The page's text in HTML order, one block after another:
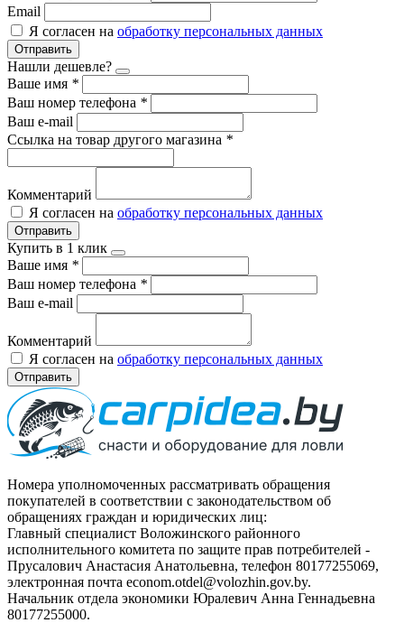
Email
Я согласен на обработку персональных данных
Отправить
Нашли дешевле?
Ваше имя *
Ваш номер телефона *
Ваш e-mail
Ссылка на товар другого магазина *
Комментарий
Я согласен на обработку персональных данных
Отправить
Купить в 1 клик
Ваше имя *
Ваш номер телефона *
Ваш e-mail
Комментарий
Я согласен на обработку персональных данных
Отправить
Номера уполномоченных рассматривать обращения
покупателей в соответствии с законодательством об
обращениях граждан и юридических лиц:
Главный специалист Воложинского районного
исполнительного комитета по защите прав потребителей -
Прусалович Анастасия Анатольевна, телефон 80177255069,
электронная почта econom.otdel@volozhin.gov.by.
Начальник отдела экономики Юралевич Анна Геннадьевна
80177255000.